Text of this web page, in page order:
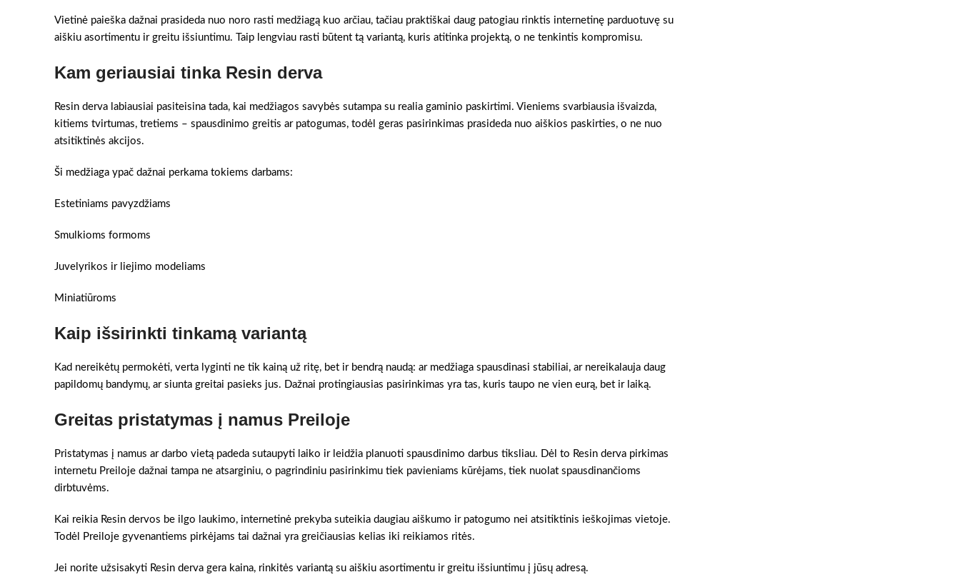
Vietinė paieška dažnai prasideda nuo noro rasti medžiagą kuo arčiau, tačiau praktiškai daug patogiau rinktis internetinę parduotuvę su
aiškiu asortimentu ir greitu išsiuntimu. Taip lengviau rasti būtent tą variantą, kuris atitinka projektą, o ne tenkintis kompromisu.
Kam geriausiai tinka Resin derva
Resin derva labiausiai pasiteisina tada, kai medžiagos savybės sutampa su realia gaminio paskirtimi. Vieniems svarbiausia išvaizda,
kitiems tvirtumas, tretiems – spausdinimo greitis ar patogumas, todėl geras pasirinkimas prasideda nuo aiškios paskirties, o ne nuo
atsitiktinės akcijos.
Ši medžiaga ypač dažnai perkama tokiems darbams:
Estetiniams pavyzdžiams
Smulkioms formoms
Juvelyrikos ir liejimo modeliams
Miniatiūroms
Kaip išsirinkti tinkamą variantą
Kad nereikėtų permokėti, verta lyginti ne tik kainą už ritę, bet ir bendrą naudą: ar medžiaga spausdinasi stabiliai, ar nereikalauja daug
papildomų bandymų, ar siunta greitai pasieks jus. Dažnai protingiausias pasirinkimas yra tas, kuris taupo ne vien eurą, bet ir laiką.
Greitas pristatymas į namus Preiloje
Pristatymas į namus ar darbo vietą padeda sutaupyti laiko ir leidžia planuoti spausdinimo darbus tiksliau. Dėl to Resin derva pirkimas
internetu Preiloje dažnai tampa ne atsarginiu, o pagrindiniu pasirinkimu tiek pavieniams kūrėjams, tiek nuolat spausdinančioms
dirbtuvėms.
Kai reikia Resin dervos be ilgo laukimo, internetinė prekyba suteikia daugiau aiškumo ir patogumo nei atsitiktinis ieškojimas vietoje.
Todėl Preiloje gyvenantiems pirkėjams tai dažnai yra greičiausias kelias iki reikiamos ritės.
Jei norite užsisakyti Resin derva gera kaina, rinkitės variantą su aiškiu asortimentu ir greitu išsiuntimu į jūsų adresą.